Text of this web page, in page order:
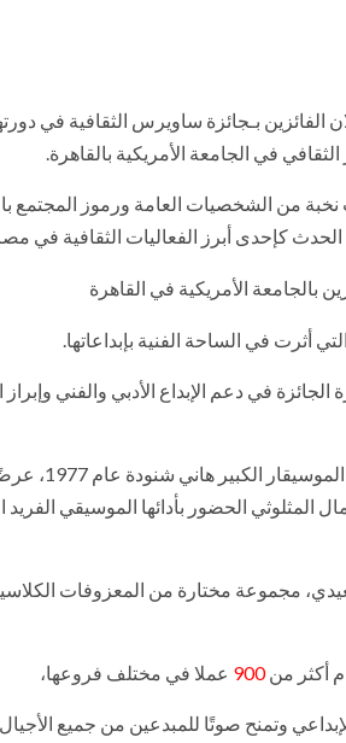
بـجائزة ساويرس الثقافية في
من الشخصيات العامة ورموز المجتمع
كإحدى أبرز الفعاليات الثقافية في
في الساحة الفنية بإبداعاتها.
في دعم الإبداع الأدبي والفني
يشهد الحفل برنامجًا فنيًا ثريًا يبرز التميز والتنوع،
الحضور بأدائها الموسيقي الفريد
مجموعة مختارة من المعزوفات
أكثر من900 عملا في مختلف فروعها،
وتمنح صوتًا للمبدعين من جميع